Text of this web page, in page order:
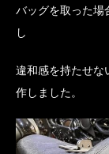
バッグを取った場
し
違和感を持たせ
作しました。